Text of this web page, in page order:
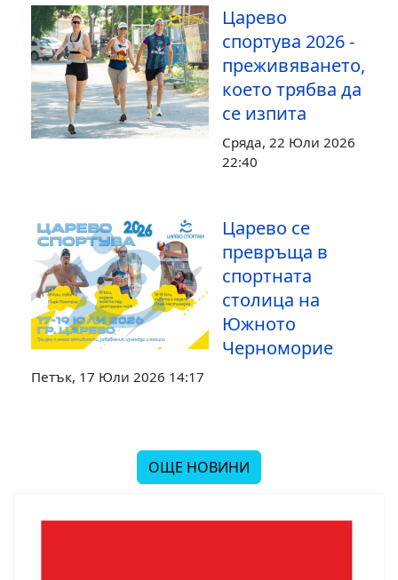
Царево
спортува 2026 -
преживяването,
което трябва да
се изпита
Сряда, 22 Юли 2026
22:40
Царево се
превръща в
спортната
столица на
Южното
Черноморие
Петък, 17 Юли 2026 14:17
ОЩЕ НОВИНИ